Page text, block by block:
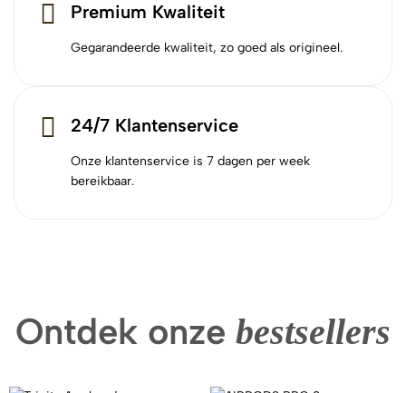
Premium Kwaliteit
Gegarandeerde kwaliteit, zo goed als origineel.
24/7 Klantenservice
Onze klantenservice is 7 dagen per week
bereikbaar.
Ontdek onze bestsellers